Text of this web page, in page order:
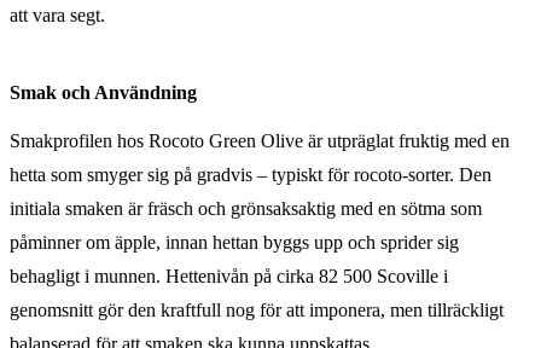
att vara segt.
Smak och Användning
Smakprofilen hos Rocoto Green Olive är utpräglat fruktig med en
hetta som smyger sig på gradvis – typiskt för rocoto-sorter. Den
initiala smaken är fräsch och grönsaksaktig med en sötma som
påminner om äpple, innan hettan byggs upp och sprider sig
behagligt i munnen. Hettenivån på cirka 82 500 Scoville i
genomsnitt gör den kraftfull nog för att imponera, men tillräckligt
balanserad för att smaken ska kunna uppskattas.